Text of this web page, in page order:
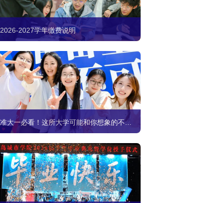
2026-2027学年缴费说明
准大一必看！这所大学可能和你想象的不一样